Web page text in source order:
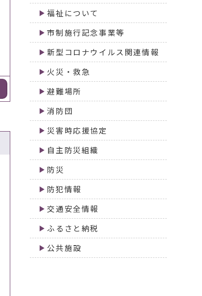
福祉について
市制施行記念事業等
新型コロナウイルス関連情報
火災・救急
避難場所
消防団
災害時応援協定
自主防災組織
防災
防犯情報
交通安全情報
ふるさと納税
公共施設